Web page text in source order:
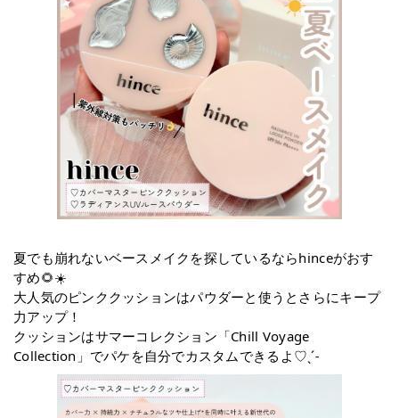
夏でも崩れないベースメイクを探しているならhinceがおす
すめ🌻☀️
大人気のピンククッションはパウダーと使うとさらにキープ
力アップ！
クッションはサマーコレクション「Chill Voyage
Collection」でパケを自分でカスタムできるよ♡ˎˊ˗